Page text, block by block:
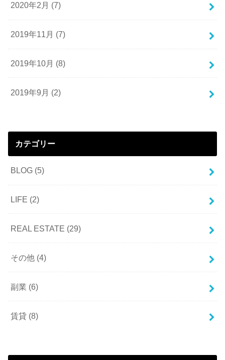
2020年2月 (7)
2019年11月 (7)
2019年10月 (8)
2019年9月 (2)
カテゴリー
BLOG (5)
LIFE (2)
REAL ESTATE (29)
その他 (4)
副業 (6)
賃貸 (8)